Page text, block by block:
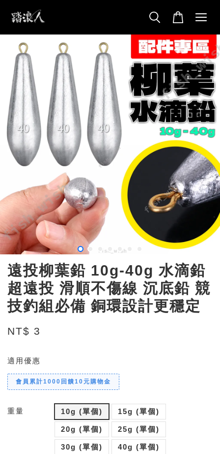
遠投柳葉鉛 10g-40g 水滴鉛
超遠投 滑順不傷線 沉底鉛 競
技釣組必備 銅環設計更穩定
NT$ 3
適用優惠
會員累計1000回饋10元購物金
重量 10g (單個) 15g (單個)
20g (單個) 25g (單個)
30g (單個) 40g (單個)